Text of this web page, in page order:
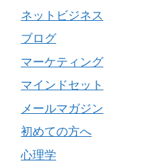
ネットビジネス
ブログ
マーケティング
マインドセット
メールマガジン
初めての方へ
心理学